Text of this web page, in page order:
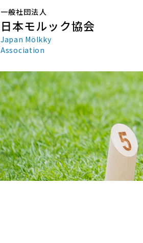
一般社団法人
日本モルック協会
Japan Mölkky
Association